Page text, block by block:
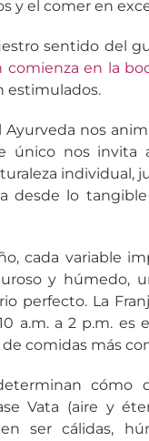
y el comer en
sentido del
comienza en la
estimulados.
nos
único nos invita
individual,
desde lo
cada variable
y húmedo,
perfecto. La
a.m. a 2 p.m. es
comidas más
cómo
Vata (aire y
ser cálidas,